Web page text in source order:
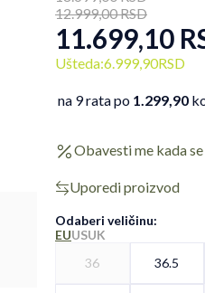
12.999,00RSD
11.699,10
Ušteda:6.999,90RSD
na 9 rata po 1.299,90
Obavesti me kada
Uporedi proizvod
Odaberi veličinu:
EUUSUK
36 36.5